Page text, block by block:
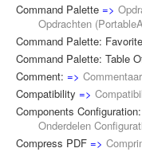
Command Palette =>
Opdrachten (
Command Palette:
Command Palette: Table
Comment: =>
Compatibility =>
Components Configuration:
Onderdelen
Compress PDF =>